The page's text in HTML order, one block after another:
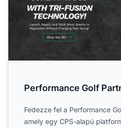
Performance Golf
Fedezze fel a Performance
amely egy CPS-alapú